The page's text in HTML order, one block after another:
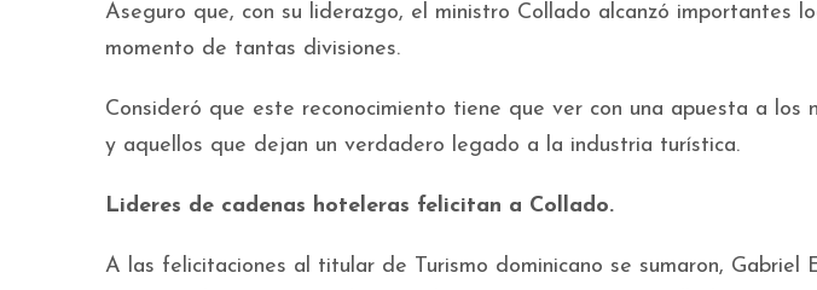
Aseguro que, con su liderazgo, el ministro Collado alcanzó importantes
momento de tantas divisiones.
Consideró que este reconocimiento tiene que ver con una apuesta a los
y aquellos que dejan un verdadero legado a la industria turística.
Lideres de cadenas hoteleras felicitan a Collado.
A las felicitaciones al titular de Turismo dominicano se sumaron, Gabriel